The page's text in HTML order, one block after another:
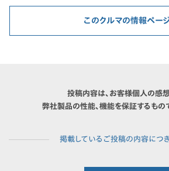
このクルマの情報ペー
投稿内容は、お客様個人の感想
弊社製品の性能、機能を保証するもの